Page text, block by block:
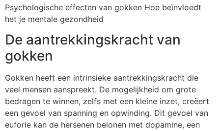
Psychologische effecten van gokken Hoe beïnvloedt
het je mentale gezondheid
De aantrekkingskracht van
gokken
Gokken heeft een intrinsieke aantrekkingskracht die
veel mensen aanspreekt. De mogelijkheid om grote
bedragen te winnen, zelfs met een kleine inzet, creëert
een gevoel van spanning en opwinding. Dit gevoel van
euforie kan de hersenen belonen met dopamine, een